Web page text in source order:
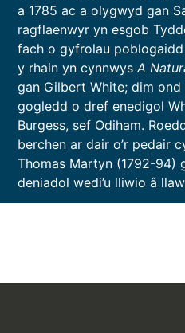
a 1785 ac a olygwyd gan
ragflaenwyr yn esgob
fach o gyfrolau
y rhain yn cynnwysA
gan Gilbert White; dim
gogledd o dref enedigol
Burgess, sef Odiham.
berchen ar dair o’r pedair
Thomas Martyn (1792-94)
deniadol wedi’u lliwio â